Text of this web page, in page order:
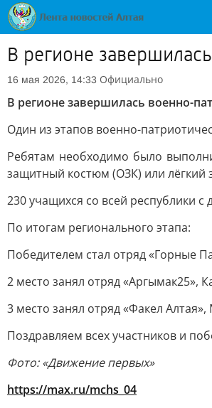
В регионе
16 мая 2026, 14:33 Официально
В регионе завершилась военно-
Один из этапов военно-
Ребятам необходимо было
защитный костюм (ОЗК) или лёгкий
230 учащихся со всей республики
По итогам регионального этапа:
Победителем стал отряд «Горные
2 место занял отряд «Аргымак25»,
3 место занял отряд «Факел
Поздравляем всех участников и
Фото: «Движение первых»
https://max.ru/mchs_04